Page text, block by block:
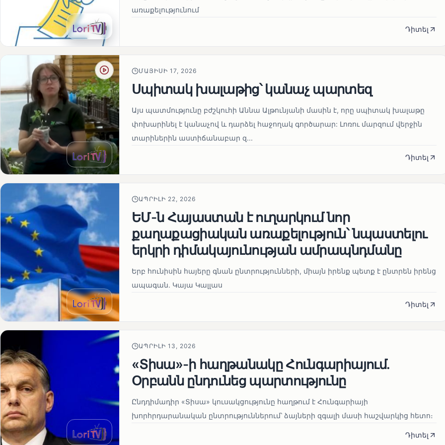
առաքելությունում
Դիտել
ՄԱՅԻՍԻ 17, 2026
Սպիտակ խալաթից՝ կանաչ պարտեզ
Այս պատմությունը բժշկուհի Աննա Ալթունյանի մասին է, որը սպիտակ խալաթը
փոխարինել է կանաչով և դարձել հաջողակ գործարար: Լոռու մարզում վերջին
տարիներին աստիճանաբար զ...
Դիտել
ԱՊՐԻԼԻ 22, 2026
ԵՄ-ն Հայաստան է ուղարկում նոր
քաղաքացիական առաքելություն՝ նպաստելու
երկրի դիմակայունության ամրապնդմանը
Երբ հունիսին հայերը գնան ընտրությունների, միայն իրենք պետք է ընտրեն իրենց
ապագան. Կայա Կալլաս
Դիտել
ԱՊՐԻԼԻ 13, 2026
«Տիսա»-ի հաղթանակը Հունգարիայում․
Օրբանն ընդունեց պարտությունը
Ընդդիմադիր «Տիսա» կուսակցությունը հաղթում է Հունգարիայի
խորհրդարանական ընտրություններում՝ ձայների զգալի մասի հաշվարկից հետո։
Դիտել